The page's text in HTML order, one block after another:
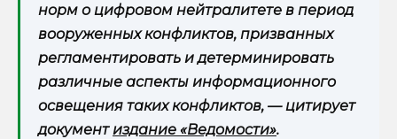
норм о цифровом нейтралитете в период
вооруженных конфликтов, призванных
регламентировать и детерминировать
различные аспекты информационного
освещения таких конфликтов, — цитирует
документ издание «Ведомости».